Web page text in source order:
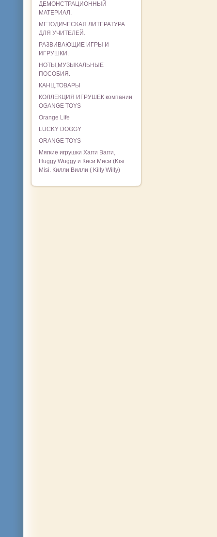
ДЕМОНСТРАЦИОННЫЙ
МАТЕРИАЛ.
МЕТОДИЧЕСКАЯ ЛИТЕРАТУРА
ДЛЯ УЧИТЕЛЕЙ.
РАЗВИВАЮЩИЕ ИГРЫ И
ИГРУШКИ.
НОТЫ,МУЗЫКАЛЬНЫЕ
ПОСОБИЯ.
КАНЦ.ТОВАРЫ
КОЛЛЕКЦИЯ ИГРУШЕК компании
OGANGE TOYS
Orange Life
LUCKY DOGGY
ORANGE TOYS
Мягкие игрушки Хагги Вагги,
Huggy Wuggy и Киси Миси (Kisi
Misi. Килли Вилли ( Killy Willy)